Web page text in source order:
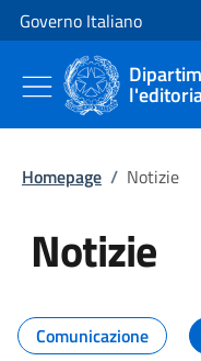
Vai al contenuto
Vai alla navigazione del sito
Governo Italiano
Homepage / Notizie
Notizie
Tutti i
Comunicazione